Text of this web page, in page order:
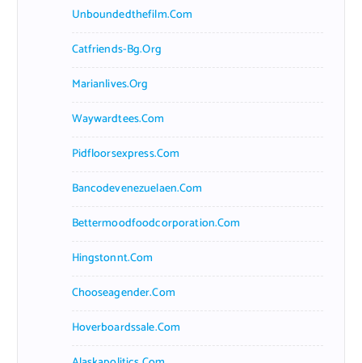
Unboundedthefilm.com
Catfriends-Bg.org
Marianlives.org
Waywardtees.com
Pidfloorsexpress.com
Bancodevenezuelaen.com
Bettermoodfoodcorporation.com
Hingstonnt.com
Chooseagender.com
Hoverboardssale.com